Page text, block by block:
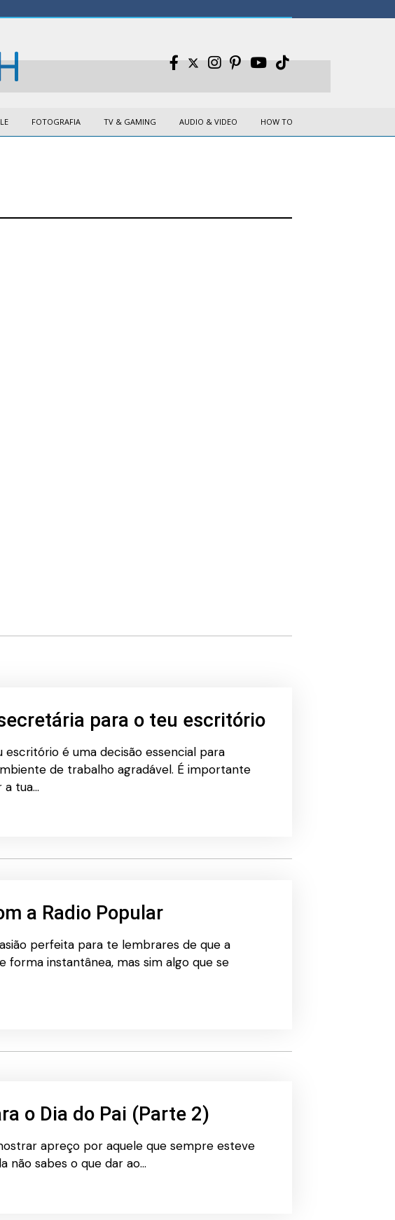
FOTOGRAFIA TV & GAMING AUDIO & VIDEO HOW TO
para o teu escritório
é uma decisão essencial para
de trabalho agradável. É importante
a tua…
a Radio Popular
perfeita para te lembrares de que a
forma instantânea, mas sim algo que se
o Dia do Pai (Parte 2)
apreço por aquele que sempre esteve
não sabes o que dar ao…